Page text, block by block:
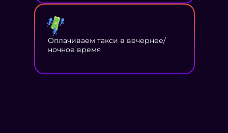
Оплачиваем такси в вечернее/
ночное время